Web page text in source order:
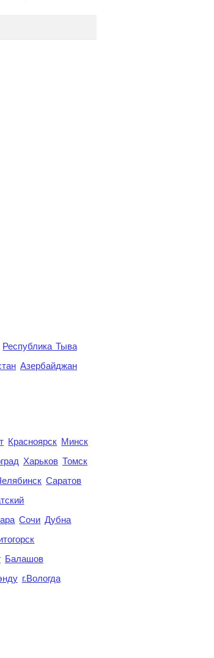
Республика Тыва
Азербайджан
Красноярск Минск
Харьков Томск
Саратов
Сочи Дубна
Балашов
г.Вологда